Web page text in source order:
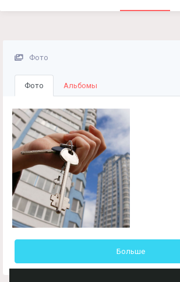
Фото
Фото Альбомы
Больше